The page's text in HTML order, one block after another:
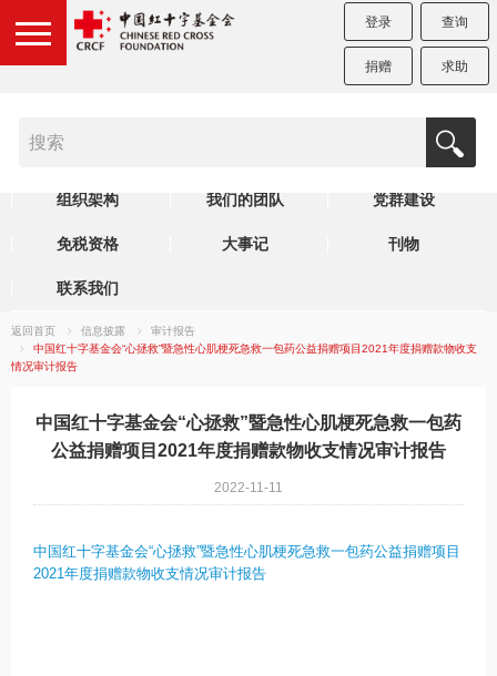
登录 查询
捐赠 求助
机构简介
组织架构 我们的团队 党群建设
免税资格 大事记 刊物
联系我们
返回首页 信息披露
审计报告
中国红十字基金会“心拯救”暨急性心肌梗死急救一包药公益捐赠项目2021年度捐赠款物收支
情况审计报告
中国红十字基金会“心拯救”暨急性心肌梗死急救一包药
公益捐赠项目2021年度捐赠款物收支情况审计报告
2022-11-11
中国红十字基金会“心拯救”暨急性心肌梗死急救一包药公益捐赠项目
2021年度捐赠款物收支情况审计报告